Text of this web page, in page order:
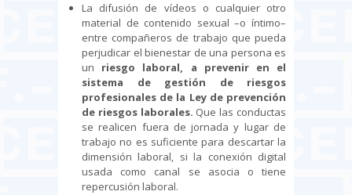
La difusión de vídeos o cualquier otro
material de contenido sexual –o íntimo–
entre compañeros de trabajo que pueda
perjudicar el bienestar de una persona es
un riesgo laboral, a prevenir en el
sistema de gestión de riesgos
profesionales de la Ley de prevención
de riesgos laborales. Que las conductas
se realicen fuera de jornada y lugar de
trabajo no es suficiente para descartar la
dimensión laboral, si la conexión digital
usada como canal se asocia o tiene
repercusión laboral.